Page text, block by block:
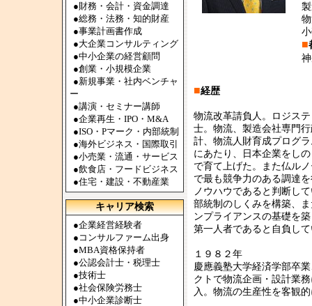
●財務・会計・資金調達
●総務・法務・知的財産
●事業計画書作成
●大企業コンサルティング
●中小企業の経営顧問
●創業・小規模企業
●新規事業・社内ベンチャ
ー
●講演・セミナー講師
●企業再生・IPO・M&A
●ISO・Pマーク・内部統制
●海外ビジネス・国際取引
●小売業・流通・サービス
●飲食店・フードビジネス
●住宅・建設・不動産業
キャリア検索
●企業経営経験者
● コンサルファーム出身
●MBA資格保持者
●公認会計士・税理士
●技術士
●社会保険労務士
●中小企業診断士
■
■経歴
物流改革請負人。ロジス
士。物流、製造会社専門
計、物流人財育成プログ
にあたり、日本企業をし
で育て上げた。また仏ル
で最も競争力のある調達
ノウハウであると判断し
部統制のしくみを構築、
ンプライアンスの基礎を
第一人者であると自負し
１９８２年
慶應義塾大学経済学部卒
クトで物流企画・設計業
入。物流の生産性を客観